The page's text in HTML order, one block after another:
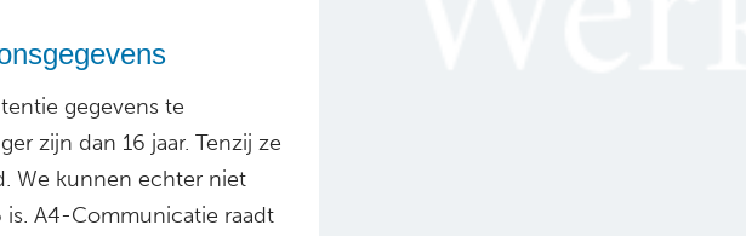
gegevens te
zijn dan 16 jaar. Tenzij ze
We kunnen echter niet
A4-Communicatie raadt